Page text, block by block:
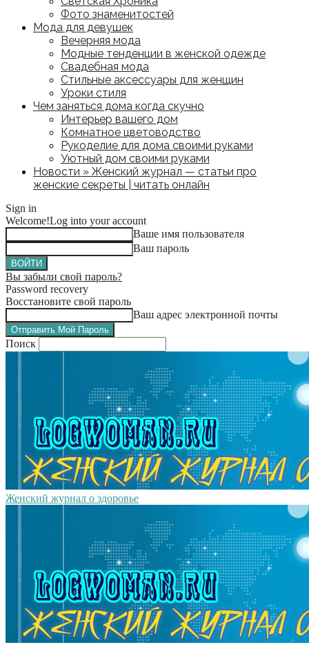
Фото знаменитостей
Мода для девушек
Вечерняя мода
Модные тенденции в женской одежде
Свадебная мода
Стильные аксессуары для женщин
Уроки стиля
Чем заняться дома когда скучно
Интерьер вашего дом
Комнатное цветоводство
Рукоделие для дома своими руками
Уютный дом своими руками
Новости » Женский журнал — статьи про
женские секреты | читать онлайн
Sign in
Welcome!Log into your account
Ваше имя пользователя
Ваш пароль
Вы забыли свой пароль?
Password recovery
Восстановите свой пароль
Ваш адрес электронной почты
Поиск
Женский журнал о здоровье